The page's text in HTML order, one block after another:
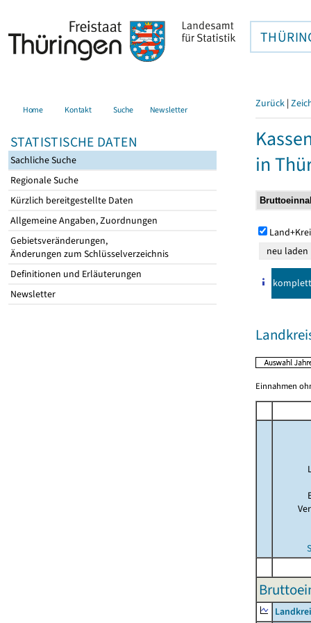
Home Kontakt Suche Newsletter
STATISTISCHE DATEN
Sachliche Suche
Regionale Suche
Kürzlich bereitgestellte Daten
Allgemeine Angaben, Zuordnungen
Gebietsveränderungen,
Änderungen zum Schlüsselverzeichnis
Definitionen und Erläuterungen
Newsletter
Zurück |
in
komplett
Einnahmen